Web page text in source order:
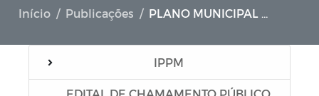
Início Publicações PLANO MUNICIPAL DE EDUCAÇÃO
IPPM